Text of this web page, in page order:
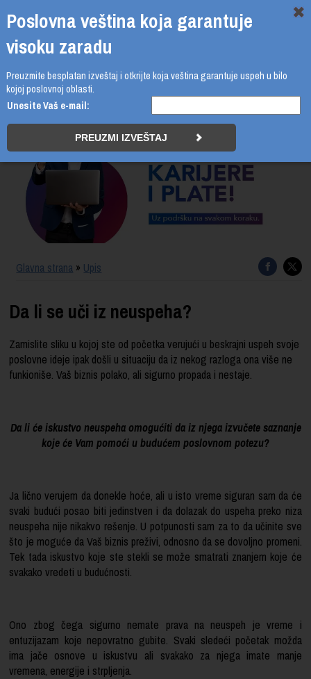
Poslovna veština koja garantuje
visoku zaradu
Preuzmite besplatan izveštaj i otkrijte koja veština garantuje uspeh u bilo
kojoj poslovnoj oblasti.
Unesite Vaš e-mail:
011 4011 210
PROGRAMI
UPIS
ŠTA DOBIJATE
UČENJE NA DALJINU
SERTIFIKACIJA
Glavna strana » Upis
Da li se uči iz neuspeha?
Zamislite sliku u kojoj ste od početka verujući u beskrajni uspeh svoje
poslovne ideje ipak došli u situaciju da iz nekog razloga ona više ne
funkioniše. Vaš biznis polako, ali sigurno propada i nestaje.
Da li će iskustvo neuspeha omogućiti da iz njega izvučete saznanje
koje će Vam pomoći u budućem poslovnom potezu?
Ja lično verujem da donekle hoće, ali u isto vreme siguran sam da će
svaki budući posao biti jedinstven i da dolazak do uspeha preko niza
neuspeha nije nikakvo rešenje. U potpunosti sam za to da učinite sve
što je moguće da Vaš biznis preživi, odnosno da se dovoljno promeni.
Tek tada iskustvo koje ste stekli se može smatrati znanjem koje će
svakako vredeti u budućnosti.
Ono zbog čega sigurno nemate prava na neuspeh je vreme i
entuzijazam koje nepovratno gubite. Svaki sledeći početak možda
ima jače osnove u iskustvu ali svakako za njega imate manje
vremena, energije i strpljenja.